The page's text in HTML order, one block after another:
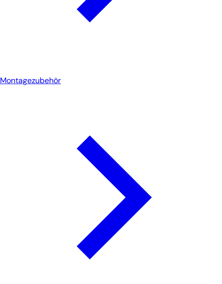
Montagezubehör